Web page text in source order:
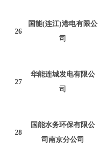
26
国能(连江)港电有限公
司
27
华能连城发电有限公
司
28
国能水务环保有限公
司南京分公司